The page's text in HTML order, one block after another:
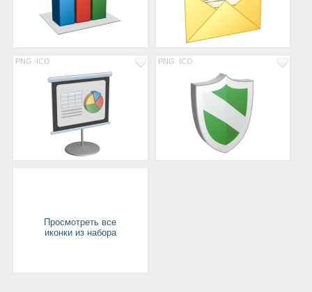
PNG ICO PNG ICO
Просмотреть все
иконки из набора